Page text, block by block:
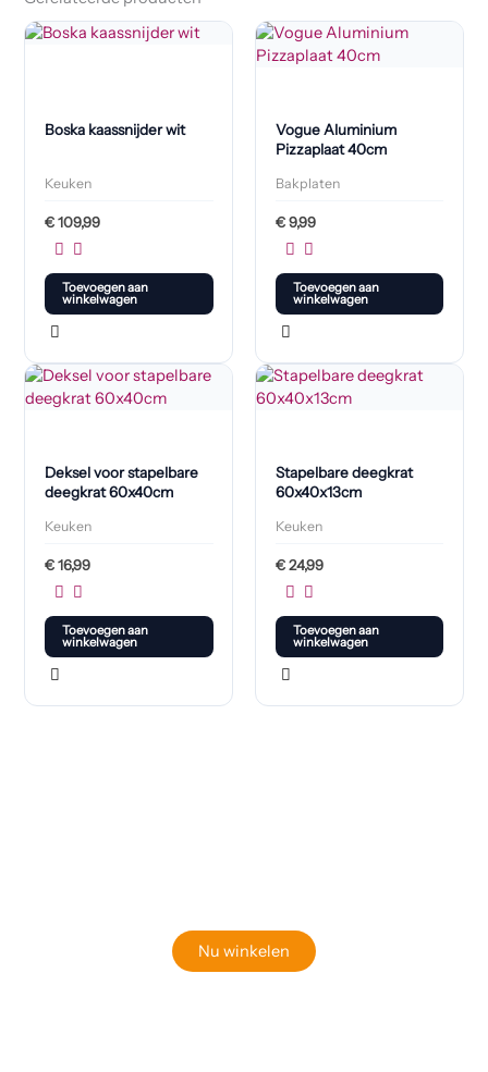
Boska kaassnijder wit
Keuken
€109,99
Toevoegen aan
winkelwagen
Vogue Aluminium
Pizzaplaat 40cm
Bakplaten
€9,99
Toevoegen aan
winkelwagen
Deksel voor stapelbare
deegkrat 60x40cm
Keuken
€16,99
Toevoegen aan
winkelwagen
Stapelbare deegkrat
60x40x13cm
Keuken
€24,99
Toevoegen aan
winkelwagen
Nu winkelen